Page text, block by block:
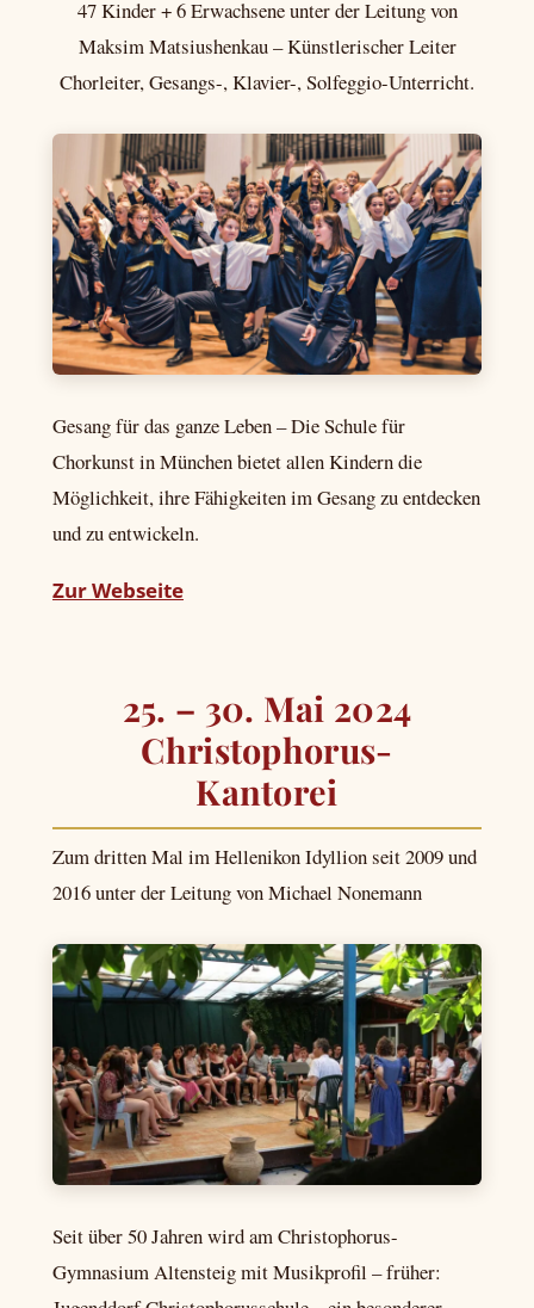
47 Kinder + 6 Erwachsene unter der Leitung von
Maksim Matsiushenkau – Künstlerischer Leiter
Chorleiter, Gesangs-, Klavier-, Solfeggio-Unterricht.
Gesang für das ganze Leben – Die Schule für
Chorkunst in München bietet allen Kindern die
Möglichkeit, ihre Fähigkeiten im Gesang zu entdecken
und zu entwickeln.
Zur Webseite
25. – 30. Mai 2024
Christophorus-
Kantorei
Zum dritten Mal im Hellenikon Idyllion seit 2009 und
2016 unter der Leitung von Michael Nonemann
Seit über 50 Jahren wird am Christophorus-
Gymnasium Altensteig mit Musikprofil – früher: